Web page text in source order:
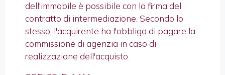
dell'immobile è possibile con la firma del
contratto di intermediazione. Secondo lo
stesso, l'acquirente ha l'obbligo di pagare la
commissione di agenzia in caso di
realizzazione dell'acquisto.